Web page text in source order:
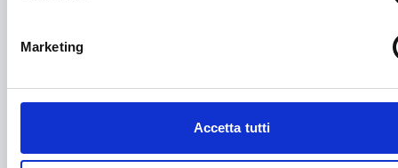
Marketing
Accetta tutti
Festival e mostre
Fiere ed eventi
Fotovoltaico